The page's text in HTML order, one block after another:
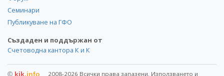
Семинари
Публикуване на ГФО
Създаден и поддържан от
Счетоводна кантора К и К
© kik.info 2008-2026 Всички права запазени. Използването и